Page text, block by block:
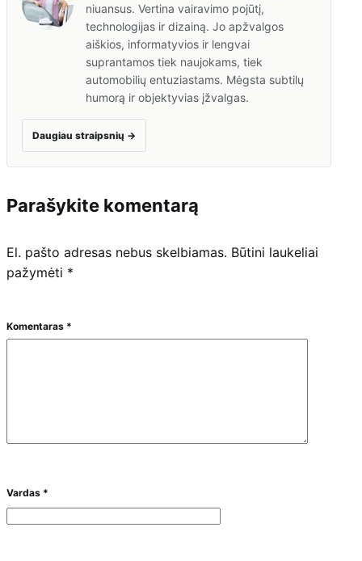
niuansus. Vertina vairavimo pojūtį,
technologijas ir dizainą. Jo apžvalgos
aiškios, informatyvios ir lengvai
suprantamos tiek naujokams, tiek
automobilių entuziastams. Mėgsta subtilų
humorą ir objektyvias įžvalgas.
Daugiau straipsnių →
Parašykite komentarą
El. pašto adresas nebus skelbiamas. Būtini laukeliai
pažymėti *
Komentaras *
Vardas *